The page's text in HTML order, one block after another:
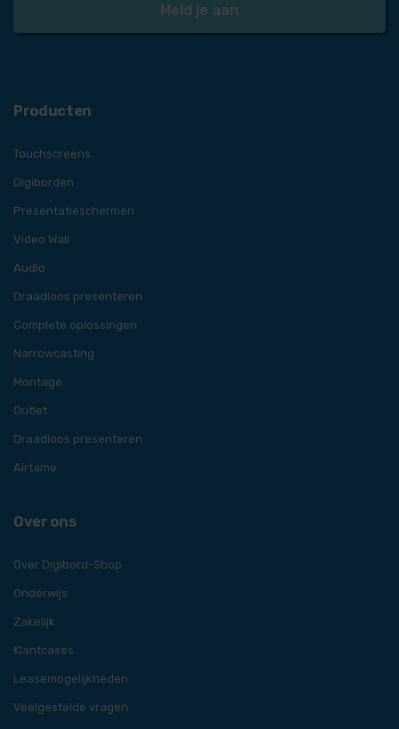
Producten
Touchscreens
Digiborden
Presentatieschermen
Video Wall
Audio
Draadloos presenteren
Complete oplossingen
Narrowcasting
Montage
Outlet
Draadloos presenteren
Airtame
Over ons
Over Digibord-Shop
Onderwijs
Zakelijk
Klantcases
Leasemogelijkheden
Veelgestelde vragen